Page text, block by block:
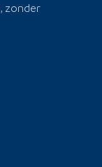
zonder